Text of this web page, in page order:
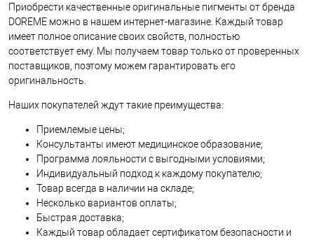
Приобрести качественные оригинальные пигменты от бренда
DOREME можно в нашем интернет-магазине. Каждый товар
имеет полное описание своих свойств, полностью
соответствует ему. Мы получаем товар только от проверенных
поставщиков, поэтому можем гарантировать его
оригинальность.
Наших покупателей ждут такие преимущества:
Приемлемые цены;
Консультанты имеют медицинское образование;
Программа лояльности с выгодными условиями;
Индивидуальный подход к каждому покупателю;
Товар всегда в наличии на складе;
Несколько вариантов оплаты;
Быстрая доставка;
Каждый товар обладает сертификатом безопасности и